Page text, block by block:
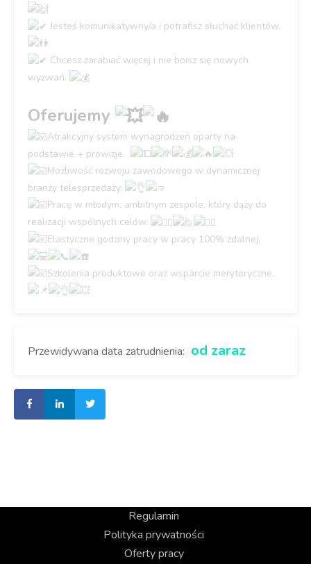
Jesteś komunikatywny/a i potrafisz słuchać klientów.
Chcesz zarabiać więcej i nie boisz się nowych
wyzwań.
Oferujemy
Atrakcyjny system wynagrodzeń oparty na
podstawie + prowizje.
Możliwość rozwoju zawodowego w dynamicznej
branży telesprzedaży.
Pracę w młodym, ambitnym zespole, który dąży do
realizacji wspólnych celów.
Elastyczne godziny pracy w pracy 100% zdalnej.
Szkolenia produktowe oraz wsparcie merytoryczne.
Przewidywana data zatrudnienia: od zaraz
Regulamin
Polityka prywatności
Oferty pracy